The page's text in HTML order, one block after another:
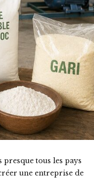
tous les pays
une entreprise de